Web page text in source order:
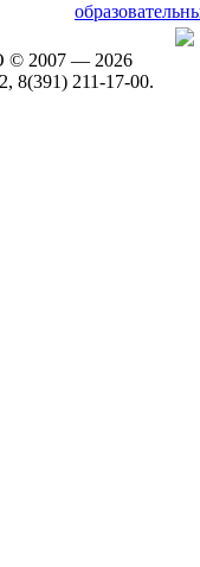
© 2007 — 2026
8(391) 211-17-00.